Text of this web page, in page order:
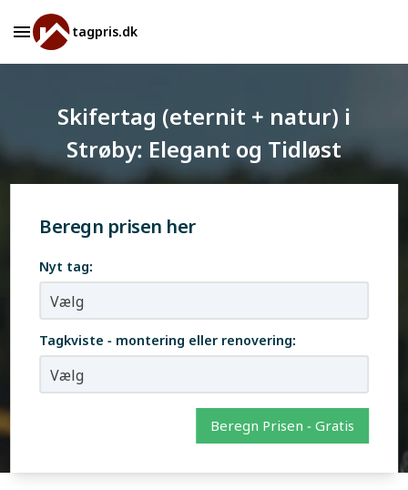
tagpris.dk
Skifertag (eternit + natur) i
Strøby: Elegant og Tidløst
Beregn prisen her
Nyt tag:
Tagkviste - montering eller renovering:
Beregn Prisen - Gratis